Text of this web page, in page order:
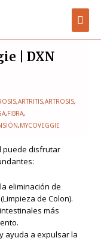
| DXN
,ARTRITIS,ARTROSIS,
,FIBRA,
,MYCOVEGGIE
puede disfrutar
eliminación de
de Colon).
más
ayuda a expulsar la